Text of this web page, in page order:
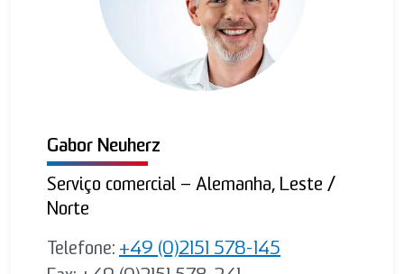
Serviço comercial – Alemanha, Leste /
Norte
Gabor Neuherz
Telefone: +49 (0)2151 578-145